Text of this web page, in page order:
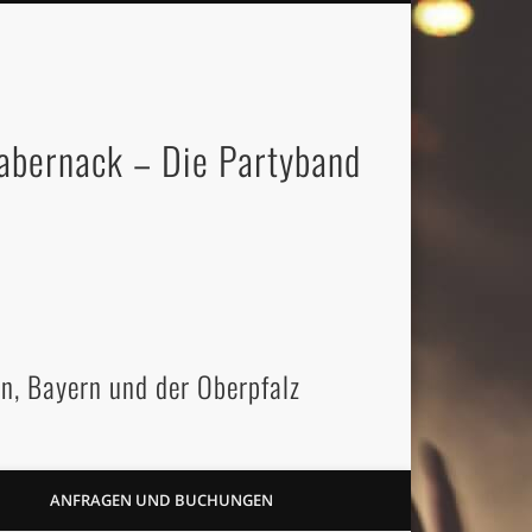
– Die Partyband
Bayern und der Oberpfalz
ANFRAGEN UND BUCHUNGEN